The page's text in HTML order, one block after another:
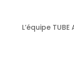
L’équipe TUBE